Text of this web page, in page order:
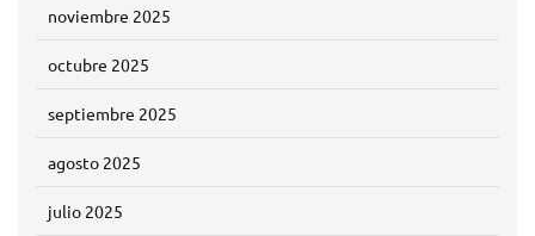
noviembre 2025
octubre 2025
septiembre 2025
agosto 2025
julio 2025